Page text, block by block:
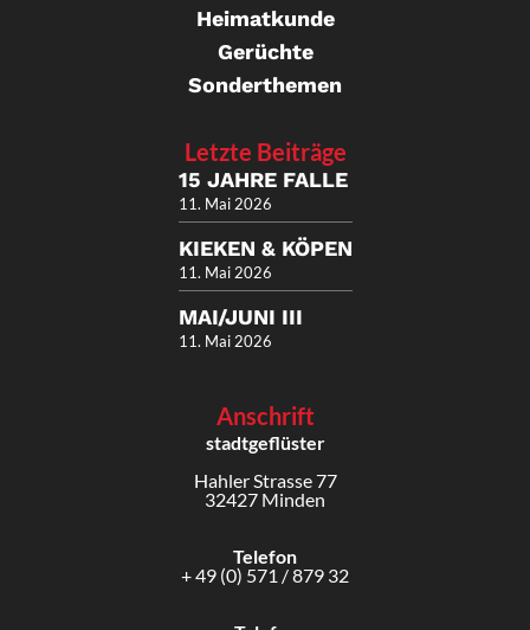
Heimatkunde
Gerüchte
Sonderthemen
Letzte Beiträge
15 JAHRE FALLE
11. Mai 2026
KIEKEN & KÖPEN
11. Mai 2026
MAI/JUNI III
11. Mai 2026
Anschrift
stadtgeflüster
Hahler Strasse 77
32427 Minden
Telefon
+ 49 (0) 571 / 879 32